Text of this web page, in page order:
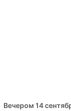
Вечером 14